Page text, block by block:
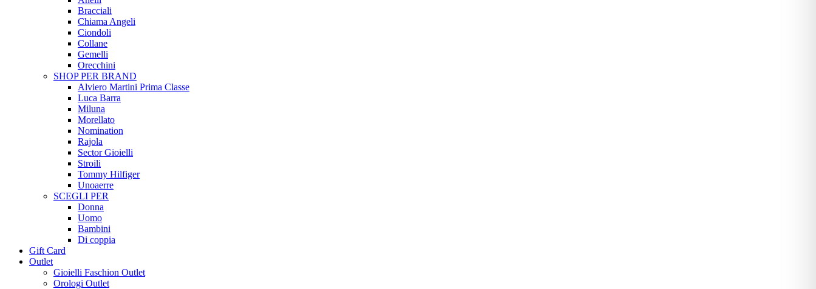
Bracciali
Chiama Angeli
Ciondoli
Collane
Gemelli
Orecchini
SHOP PER BRAND
Alviero Martini Prima Classe
Luca Barra
Miluna
Morellato
Nomination
Rajola
Sector Gioielli
Stroili
Tommy Hilfiger
Unoaerre
SCEGLI PER
Donna
Uomo
Bambini
Di coppia
Gift Card
Outlet
Gioielli Faschion Outlet
Orologi Outlet